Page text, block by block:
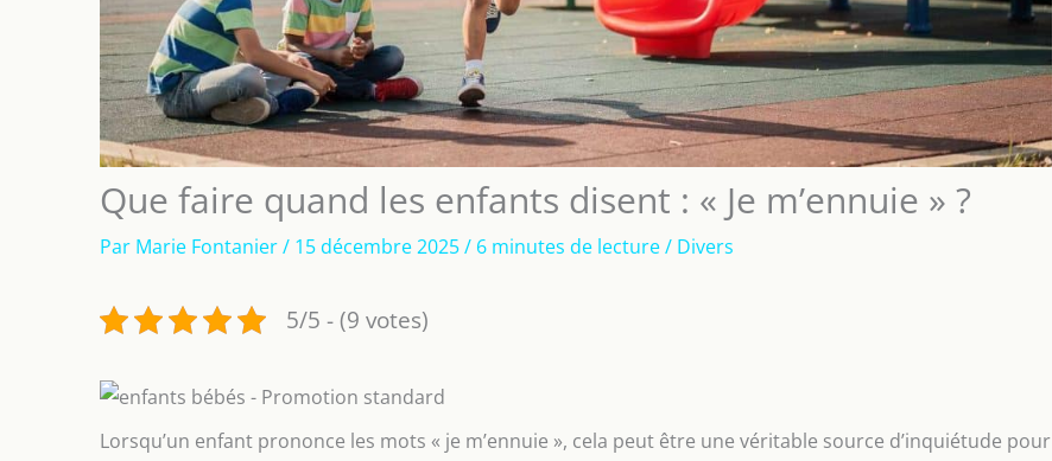
Que faire quand les enfants disent : « Je m’ennuie » ?
Par Marie Fontanier/ 15 décembre 2025/ 6 minutes de lecture/ Divers
5/5 - (9 votes)
Lorsqu’un enfant prononce les mots « je m’ennuie », cela peut être une véritable source d’inquiétude pour